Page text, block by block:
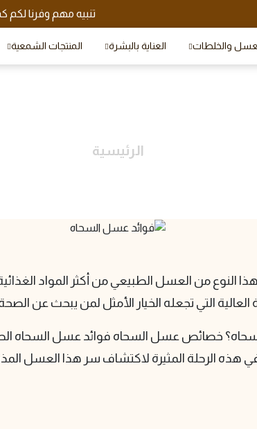
تنبيه مهم وفرنا
والخلطات العناية بالبشرة المنتجات الشمعية
الرئيسية
النوع من العسل الطبيعي من أكثر المواد
العالية التي تجعله الخيار الأمثل لمن يبحث عن
خصائص عسل السحاه فوائد عسل السحاه
هذه الرحلة المثيرة لاكتشاف سر هذا العسل